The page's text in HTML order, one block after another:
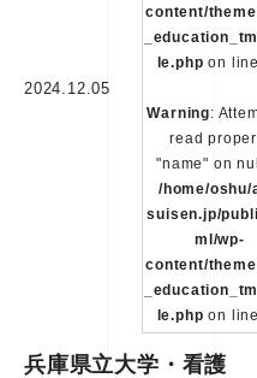
2024.12.05
content/
le.php on line
Warning:
read
"name" on
/home/oshu/
suisen.jp/
ml/wp-
content/
le.php on line
兵庫県立大学・看護